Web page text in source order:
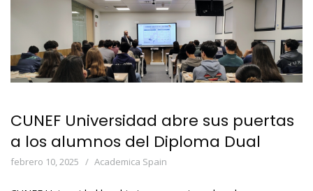
CUNEF Universidad abre sus puertas
a los alumnos del Diploma Dual
febrero 10, 2025 Academica Spain